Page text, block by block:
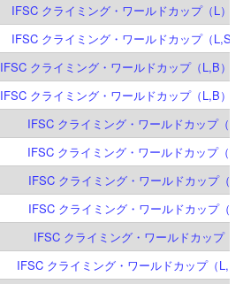
IFSC クライミング・ワールドカップ（L）
IFSC クライミング・ワールドカップ（L,S
IFSC クライミング・ワールドカップ（L,B）
IFSC クライミング・ワールドカップ（L,B）
IFSC クライミング・ワールドカップ（B
IFSC クライミング・ワールドカップ（B
IFSC クライミング・ワールドカップ（
IFSC クライミング・ワールドカップ（
IFSC クライミング・ワールドカップ（
IFSC クライミング・ワールドカップ（